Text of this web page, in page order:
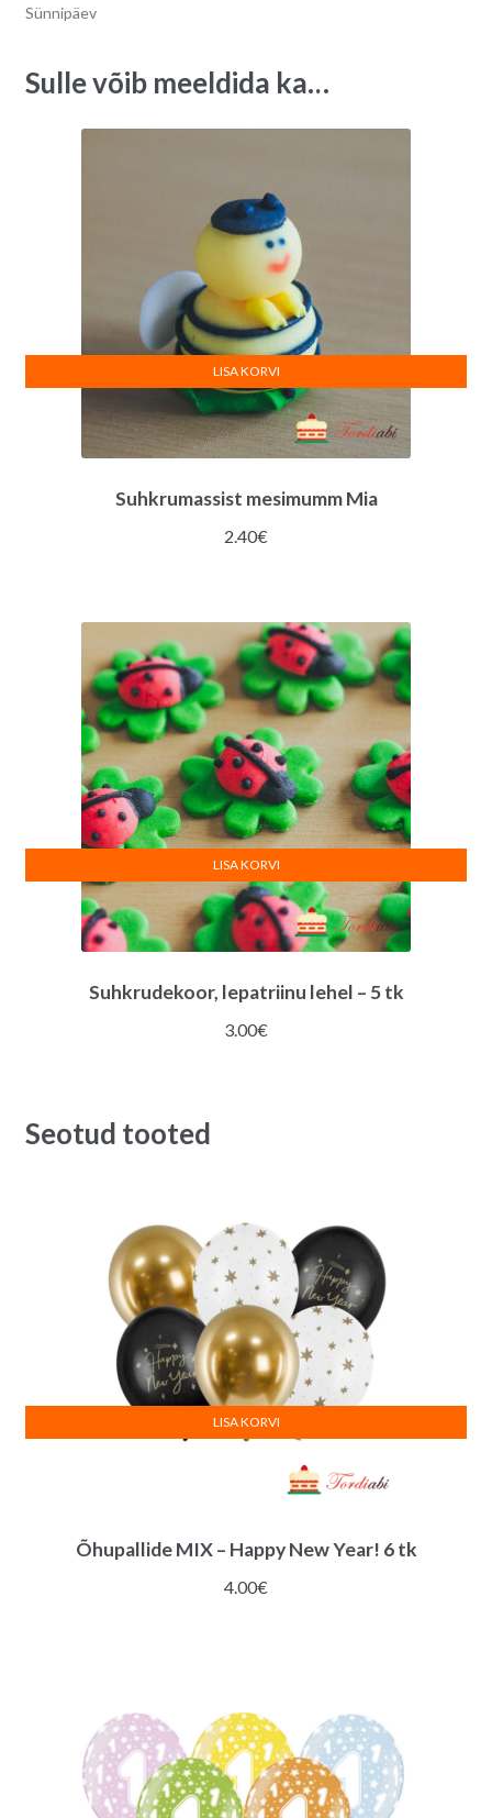
Sünnipäev
Sulle võib meeldida ka…
Suhkrumassist mesimumm Mia
2.40€
LISA KORVI
Suhkrudekoor, lepatriinu lehel – 5 tk
3.00€
LISA KORVI
Seotud tooted
Õhupallide MIX – Happy New Year! 6 tk
4.00€
LISA KORVI